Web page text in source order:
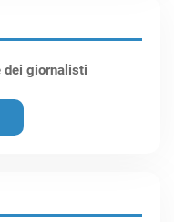
dei giornalisti